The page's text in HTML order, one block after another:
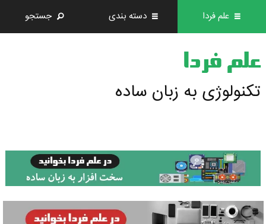
علم فردا دسته بندی جستجو
علم فردا
تکنولوژی به زبان ساده